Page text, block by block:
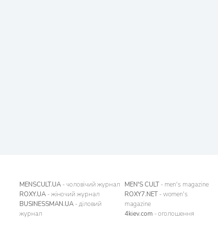
MENSCULT.UA - чоловічий журнал
ROXY.UA - жіночий журнал
BUSINESSMAN.UA - діловий
журнал
MEN'S CULT- men's magazine
ROXY7.NET- women's
magazine
4kiev.com - оголошення